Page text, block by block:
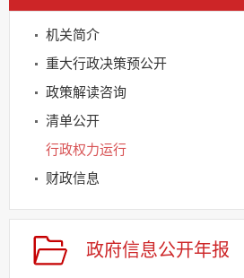
机关简介
重大行政决策预公开
政策解读咨询
清单公开
行政权力运行
财政信息
基层重点领域信息公开
规划信息
建议提案办理
政府信息公开年报